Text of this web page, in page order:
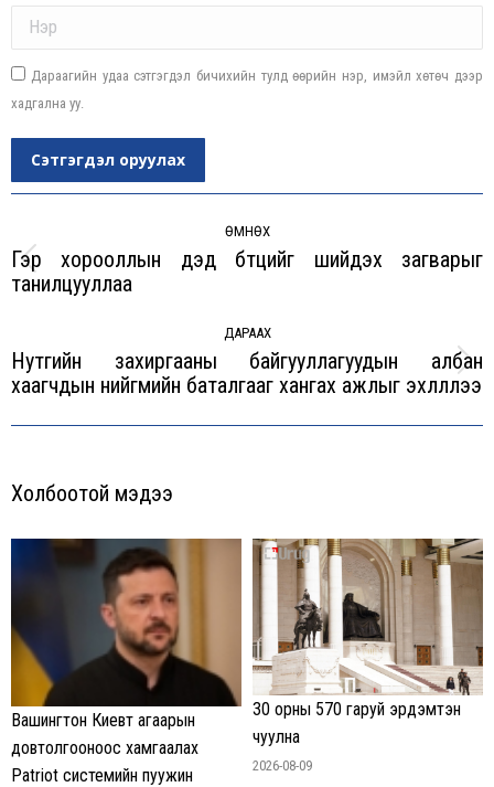
Дараагийн удаа сэтгэгдэл бичихийн тулд өөрийн нэр, имэйл хөтөч дээр
хадгална уу.
Сэтгэгдэл оруулах
navigation
ӨМНӨХ
Previous
Гэр хорооллын дэд бүтцийг шийдэх загварыг
танилцууллаа
ДАРААХ
Next
Нутгийн захиргааны байгууллагуудын албан
хаагчдын нийгмийн баталгааг хангах ажлыг эхлүүллээ
Холбоотой мэдээ
Вашингтон Киевт агаарын
довтолгооноос хамгаалах
Patriot системийн пуужин
30 орны 570 гаруй эрдэмтэн
чуулна
2026-08-09